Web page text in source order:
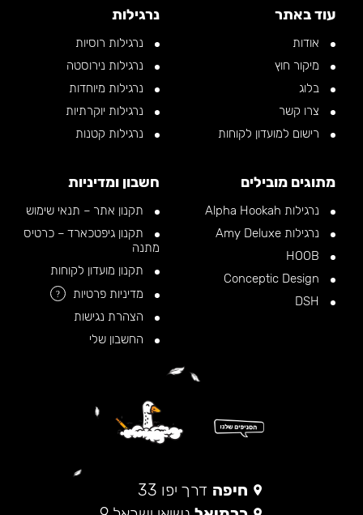
עוד באתר
אודות
מיקור חוץ
בלוג
צרו קשר
רישום למועדון לקוחות
נרגילות
נרגילות רוסיות
נרגילות נירוסטה
נרגילות מיוחדות
נרגילות יוקרתיות
נרגילות קטנות
מתוגים מובילים
נרגילות Alpha Hookah
נרגילות Amy Deluxe
חשבון ומדיניות
תקנון אתר – תנאי שימוש
תקנון גיפטכארד – כרטיס
מתנה
תקנון מועדון לקוחות
מדיניות פרטיות
?
הצהרת נגישות
החשבון שלי
חיפה דרך יפו 33